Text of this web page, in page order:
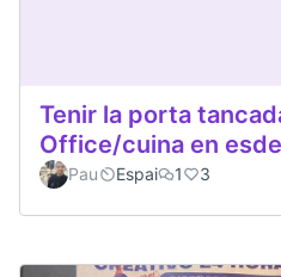
Tenir la porta
Office/cuina en
Pau Espai 1 3